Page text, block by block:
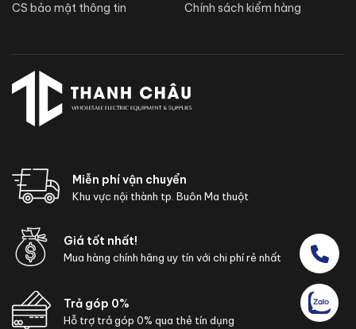
CS bảo mật thông tin
Chính sách kiểm hàng
Miễn phí vận chuyển
Khu vực nội thành tp. Buôn Ma thuột
Giá tốt nhất!
Mua hàng chính hãng uy tín với chi phí rẻ nhất
Trả góp 0%
Hỗ trợ trả góp 0% qua thẻ tín dụng